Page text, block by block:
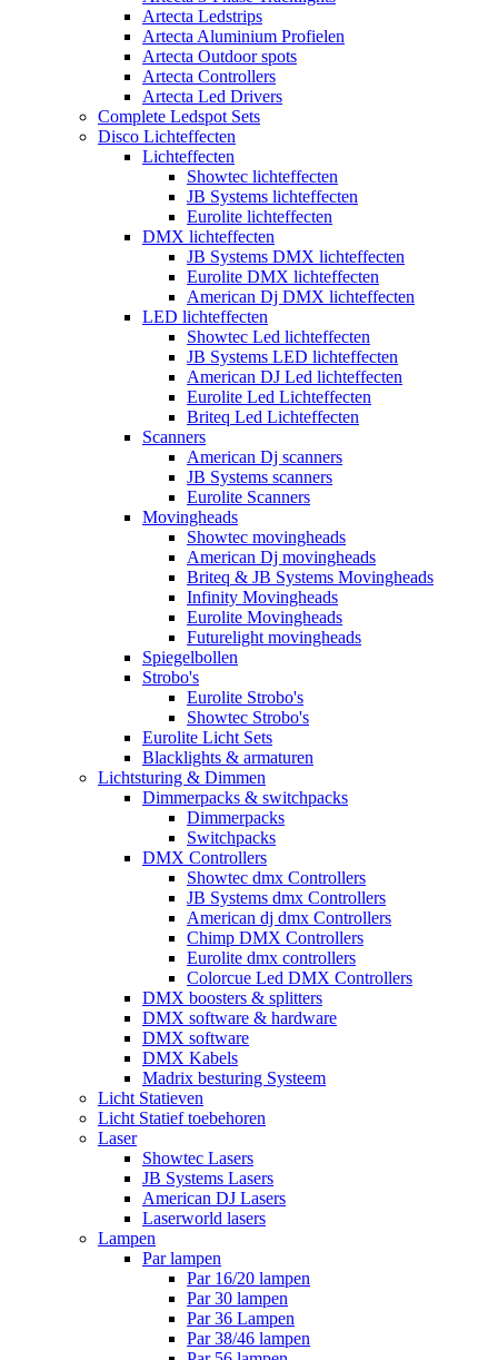
Artecta Ledstrips
Artecta Aluminium Profielen
Artecta Outdoor spots
Artecta Controllers
Artecta Led Drivers
Complete Ledspot Sets
Disco Lichteffecten
Lichteffecten
Showtec lichteffecten
JB Systems lichteffecten
Eurolite lichteffecten
DMX lichteffecten
JB Systems DMX lichteffecten
Eurolite DMX lichteffecten
American Dj DMX lichteffecten
LED lichteffecten
Showtec Led lichteffecten
JB Systems LED lichteffecten
American DJ Led lichteffecten
Eurolite Led Lichteffecten
Briteq Led Lichteffecten
Scanners
American Dj scanners
JB Systems scanners
Eurolite Scanners
Movingheads
Showtec movingheads
American Dj movingheads
Briteq & JB Systems Movingheads
Infinity Movingheads
Eurolite Movingheads
Futurelight movingheads
Spiegelbollen
Strobo's
Eurolite Strobo's
Showtec Strobo's
Eurolite Licht Sets
Blacklights & armaturen
Lichtsturing & Dimmen
Dimmerpacks & switchpacks
Dimmerpacks
Switchpacks
DMX Controllers
Showtec dmx Controllers
JB Systems dmx Controllers
American dj dmx Controllers
Chimp DMX Controllers
Eurolite dmx controllers
Colorcue Led DMX Controllers
DMX boosters & splitters
DMX software & hardware
DMX software
DMX Kabels
Madrix besturing Systeem
Licht Statieven
Licht Statief toebehoren
Laser
Showtec Lasers
JB Systems Lasers
American DJ Lasers
Laserworld lasers
Lampen
Par lampen
Par 16/20 lampen
Par 30 lampen
Par 36 Lampen
Par 38/46 lampen